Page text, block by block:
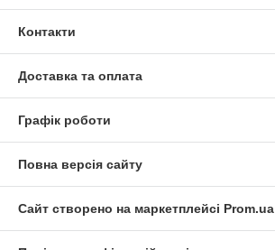
Контакти
Доставка та оплата
Графік роботи
Повна версія сайту
Сайт створено на маркетплейсі Prom.ua